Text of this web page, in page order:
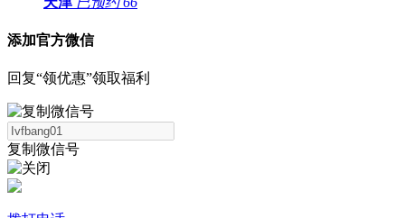
添加官方微信
回复“领优惠”领取福利
复制微信号